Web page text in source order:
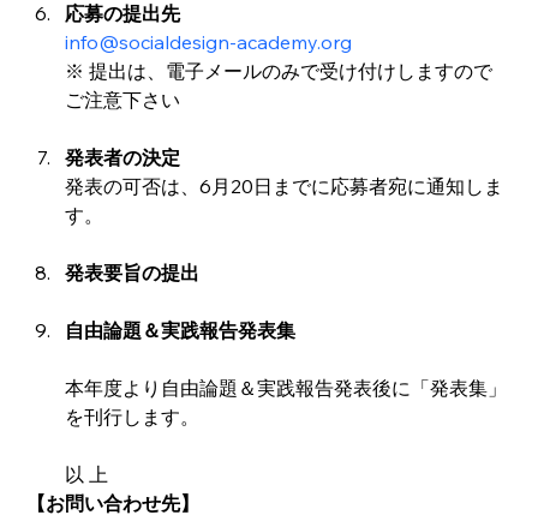
応募の提出先
info@socialdesign-academy.org
※ 提出は、電子メールのみで受け付けしますので
ご注意下さい
発表者の決定
発表の可否は、6月20日までに応募者宛に通知しま
す。
発表要旨の提出
自由論題＆実践報告発表集
本年度より自由論題＆実践報告発表後に「発表集」
を刊行します。
以 上
【お問い合わせ先】